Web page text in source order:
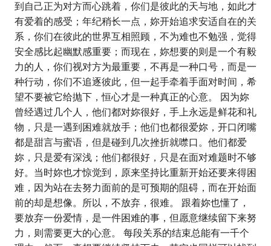
到自己正为对方而心跳着，你们是彼此的天与地，如此才
有爱着的感受；年纪稍长一点，妳开始追求安适自在的关
系，你们在彼此的世界互相照顾，不为难也不勉强，觉得
安全感比起幽默感重要；而现在，妳想要的则是一个有毅
力的人，你们视对方为最重要，不再是一种口号，而是一
种行动，你们不追逐彼此，但一起手牵着手面对时间，希
望不要被它给抛下，恒心才是一种真正的心意。 因为妳
曾经遇过几个人，他们都对妳很好，手上永远是鲜花和礼
物，只是一遇到困难就放手；他们也都很爱妳，开口闭嘴
都是甜言与蜜语，但是碰到几次挫折就噤口。他们都爱
妳，只是爱有深浅；他们都很好，只是在面对难题时不够
好。当时妳也才惊觉到，原来坚持比重新开始还要来得困
难，因为站在去努力面前的是可预期的阻碍，而在开始面
前的却是想像。所以，不放弃，很难。 跟着妳也懂了，
要放弃一份爱情，是一件困难的事，但愿意继续留下来努
力，则需要更大的心意。 每段关系的结束总能有一千个